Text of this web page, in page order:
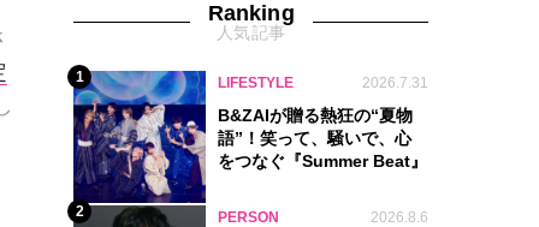
Ranking
人気記事
1 LIFESTYLE 2026.7.31
B&ZAIが贈る熱狂の“夏物
語”！笑って、騒いで、心
をつなぐ『Summer Beat』
2 PERSON 2026.8.6